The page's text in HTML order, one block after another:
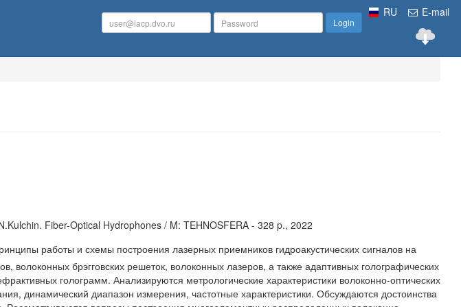
E-mail
RU
Login
Fiber-Optical Hydrophones / M: TEHNOSFERA - 328 p., 2022
работы и схемы построения лазерных приемников гидроакустических сигналов на
волоконных брэгговских решеток, волоконных лазеров, а также адаптивных голографических
голограмм. Анализируются метрологические характеристики волоконно-оптических
динамический диапазон измерения, частотные характеристики. Обсуждаются достоинства